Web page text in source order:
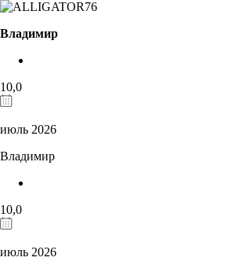
Владимир
10,0
июль 2026
Владимир
10,0
июль 2026